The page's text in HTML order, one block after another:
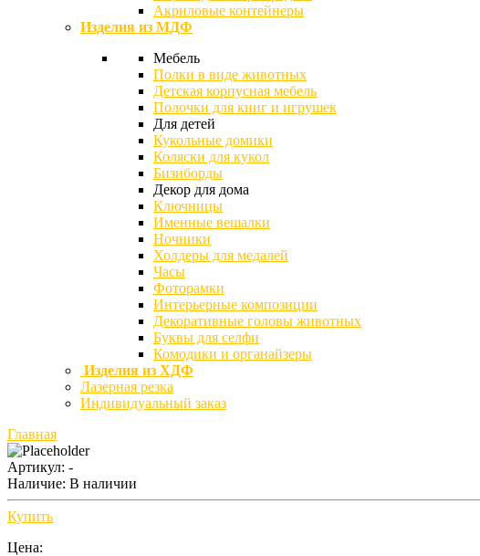
Акриловые контейнеры
Изделия из МДФ
Мебель
Полки в виде животных
Детская корпусная мебель
Полочки для книг и игрушек
Для детей
Кукольные домики
Коляски для кукол
Бизиборды
Декор для дома
Ключницы
Именные вешалки
Ночники
Холдеры для медалей
Часы
Фоторамки
Интерьерные композиции
Декоративные головы животных
Буквы для селфи
Комодики и органайзеры
Изделия из ХДФ
Лазерная резка
Индивидуальный заказ
Главная
Артикул: -
Наличие: В наличии
Купить
Цена: